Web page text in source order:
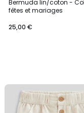
Bermuda lin/coton - Collection
fêtes et mariages
€.
25,00 €